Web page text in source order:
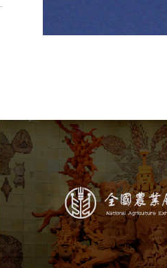
农业展
文化艺术 展馆网站建设
数字博物馆建设
展厅空间设
公司展厅设计
北京展厅设计